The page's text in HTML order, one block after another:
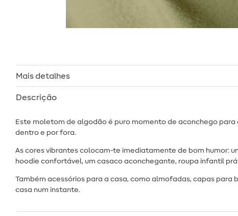
Mais detalhes
Descrição
Este moletom de algodão é puro momento de aconchego
dentro e por fora.
As cores vibrantes colocam-te imediatamente de bom humor:
hoodie confortável, um casaco aconchegante, roupa infantil
Também acessórios para a casa, como almofadas, capas
casa num instante.